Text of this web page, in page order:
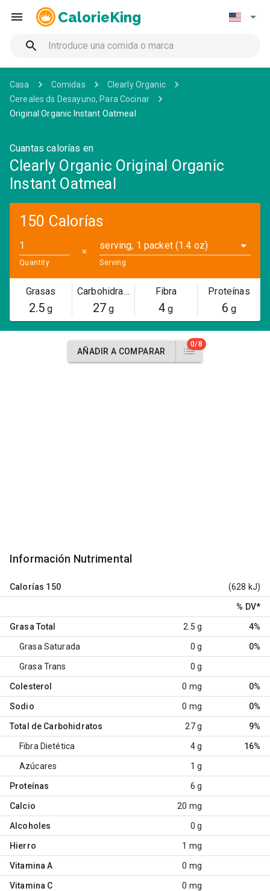
CalorieKing
Casa Comidas
Clearly Organic
Cereales ds Desayuno, Para Cocinar
Original Organic Instant Oatmeal
Cuantas calorías en
Clearly Organic Original Organic
Instant Oatmeal
150 Calorías
Quantity
✕
serving, 1 packet (1.4 oz)
Serving
Grasas
2.5g
Carbohidratos
27g
Fibra
4 g
Proteínas
6 g
AÑADIR A COMPARAR
0/8
Información Nutrimental
Calorías 150 (628 kJ)
% DV*
Grasa Total 2.5 g 4%
Grasa Saturada 0 g 0%
Grasa Trans 0 g
Colesterol 0 mg 0%
Sodio 0 mg 0%
Total de Carbohidratos 27 g 9%
Fibra Dietética 4 g 16%
Azúcares 1 g
Proteínas 6 g
Calcio 20 mg
Alcoholes 0 g
Hierro 1 mg
Vitamina A 0 mg
Vitamina C 0 mg